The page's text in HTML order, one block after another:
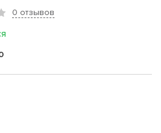
0 отзывов